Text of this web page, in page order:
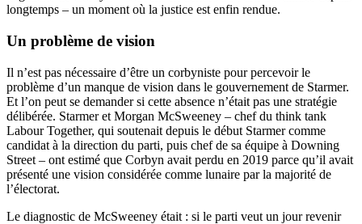
longtemps – un moment où la justice est enfin rendue.
Un problème de vision
Il n’est pas nécessaire d’être un corbyniste pour percevoir le
problème d’un manque de vision dans le gouvernement de Starmer.
Et l’on peut se demander si cette absence n’était pas une stratégie
délibérée. Starmer et Morgan McSweeney – chef du think tank
Labour Together, qui soutenait depuis le début Starmer comme
candidat à la direction du parti, puis chef de sa équipe à Downing
Street – ont estimé que Corbyn avait perdu en 2019 parce qu’il avait
présenté une vision considérée comme lunaire par la majorité de
l’électorat.
Le diagnostic de McSweeney était : si le parti veut un jour revenir